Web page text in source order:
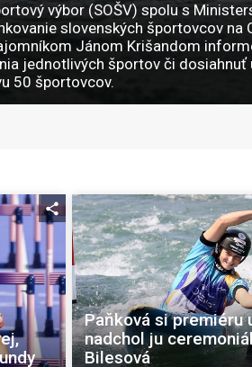
výbor (SOŠV) spolu s
slovenských športovcov na
Jánom Krišandom
jednotlivých športov či dosiahnuť
50 športovcov.
Paňková si premiéru
nadchol ju
Bilesová